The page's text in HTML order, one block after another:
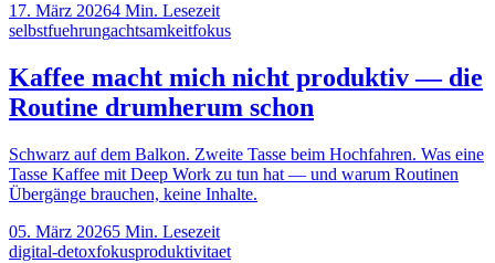
17. März 20264 Min. Lesezeit
selbstfuehrungachtsamkeitfokus
Kaffee macht mich nicht produktiv — die
Routine drumherum schon
Schwarz auf dem Balkon. Zweite Tasse beim Hochfahren. Was eine
Tasse Kaffee mit Deep Work zu tun hat — und warum Routinen
Übergänge brauchen, keine Inhalte.
05. März 20265 Min. Lesezeit
digital-detoxfokusproduktivitaet